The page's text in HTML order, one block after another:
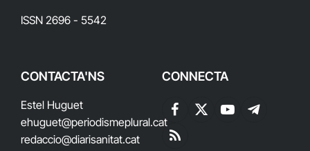
ISSN 2696 - 5542
CONTACTA'NS
Estel Huguet
ehuguet@periodismeplural.cat
redaccio@diarisanitat.cat
CONNECTA
Facebook
X
YouTubeTelegram
RSS